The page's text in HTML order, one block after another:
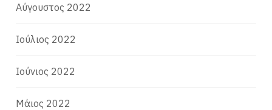
Αύγουστος 2022
Ιούλιος 2022
Ιούνιος 2022
Μάιος 2022